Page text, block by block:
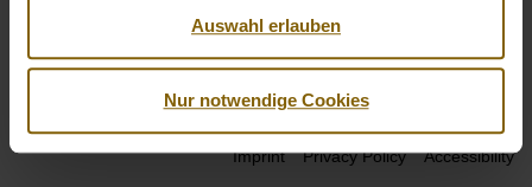
Auswahl erlauben
Nur notwendige Cookies
Facebook
TwitterInstagramYoutubeLinkedIn
© 2026 by Nationale Anti Doping Agentur
Imprint Privacy Policy Accessibility